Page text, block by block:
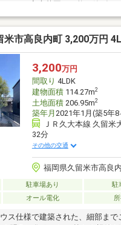
ます♪内覧をご希望の際はお気
米市高良内町 3,200万円
3,200万円
間取り 4LDK
建物面積114.27m2
土地面積206.95m2
築年月 2021年1月(築5年8
ＪＲ久大本線 久留米
32分
その他の交通
福岡県久留米市高良
駐車場あり
駐
オール電化
ス仕様で建築された、細部まで